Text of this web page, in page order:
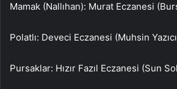
Mamak (Nallıhan): Murat Eczanesi
Polatlı: Deveci Eczanesi (Muhsin
Pursaklar: Hızır Fazıl Eczanesi (Sun